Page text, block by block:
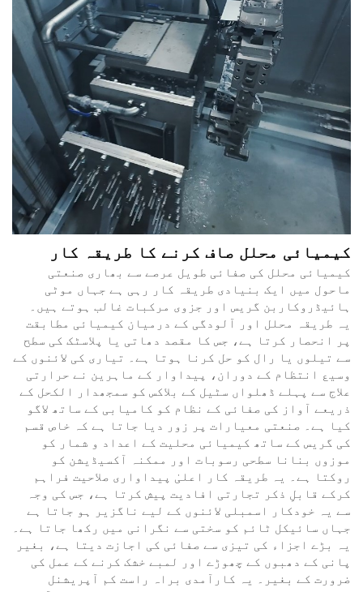
کیمیائی محلل صاف کرنے کا طریقہ کار
کیمیائی محلل کی صفائی طویل عرصے سے بھاری صنعتی
ماحول میں ایک بنیادی طریقہ کار رہی ہے جہاں موٹی
ہائیڈروکاربن گریس اور جزوی مرکبات غالب ہوتے ہیں۔
یہ طریقہ محلل اور آلودگی کے درمیان کیمیائی مطابقت
پر انحصار کرتا ہے، جس کا مقصد دھاتی یا پلاسٹک کی سطح
سے تیلوں یا رال کو حل کرنا ہوتا ہے۔ تیاری کی لائنوں کے
وسیع انتظام کے دوران، پیداوار کے ماہرین نے حرارتی
علاج سے پہلے ڈھلواں سٹیل کے بلاکس کو سمجھدار الکحل کے
ذریعے آواز کی صفائی کے نظام کو کامیابی کے ساتھ لاگو
کیا ہے۔ صنعتی معیارات پر زور دیا جاتا ہے کہ خاص قسم
کی گریس کے ساتھ کیمیائی محلیت کے اعداد و شمار کو
موزوں بنانا سطحی رسوبات اور ممکنہ آکسیڈیشن کو
روکتا ہے۔ یہ طریقہ کار اعلیٰ پیداواری صلاحیت فراہم
کرکے قابلِ ذکر تجارتی افادیت پیش کرتا ہے، جس کی وجہ
سے یہ خودکار اسمبلی لائنوں کے لیے ناگزیر ہو جاتا ہے
جہاں سائیکل ٹائم کو سختی سے نگرانی میں رکھا جاتا ہے۔
یہ بڑے اجزاء کی تیزی سے صفائی کی اجازت دیتا ہے، بغیر
پانی کے دھبوں کے چھوڑے اور لمبے خشک کرنے کے عمل کی
ضرورت کے بغیر۔ یہ کارآمدی براہ راست کم آپریشنل